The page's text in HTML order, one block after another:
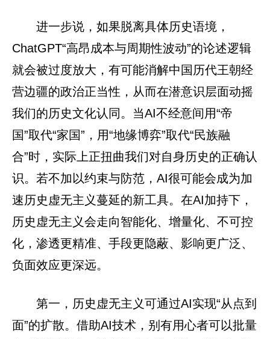
进一步说，如果脱离具体历史语境，
ChatGPT“高昂成本与周期性波动”的论述逻辑
就会被过度放大，有可能消解中国历代王朝经
营边疆的政治正当性，从而在潜意识层面动摇
我们的历史文化认同。当AI不经意间用“帝
国”取代“家国”，用“地缘博弈”取代“民族融
合”时，实际上正扭曲我们对自身历史的正确认
识。若不加以约束与防范，AI很可能会成为加
速历史虚无主义蔓延的新工具。在AI加持下，
历史虚无主义会走向智能化、增量化、不可控
化，渗透更精准、手段更隐蔽、影响更广泛、
负面效应更深远。
第一，历史虚无主义可通过AI实现“从点到
面”的扩散。借助AI技术，别有用心者可以批量